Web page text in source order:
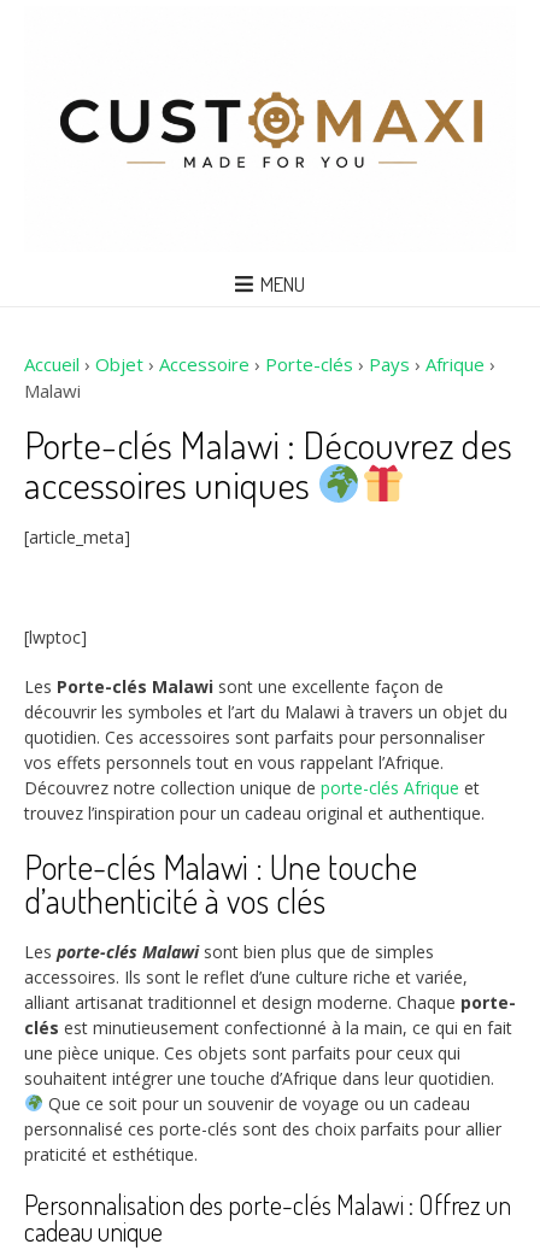
MENU
Accueil › Objet › Accessoire › Porte-clés › Pays › Afrique ›
Malawi
Porte-clés Malawi : Découvrez des
accessoires uniques
[article_meta]
[lwptoc]
Les Porte-clés Malawi sont une excellente façon de
découvrir les symboles et l’art du Malawi à travers un objet du
quotidien. Ces accessoires sont parfaits pour personnaliser
vos effets personnels tout en vous rappelant l’Afrique.
Découvrez notre collection unique de porte-clés Afrique et
trouvez l’inspiration pour un cadeau original et authentique.
Porte-clés Malawi : Une touche
d’authenticité à vos clés
Les porte-clés Malawisont bien plus que de simples
accessoires. Ils sont le reflet d’une culture riche et variée,
alliant artisanat traditionnel et design moderne. Chaque porte-
clés est minutieusement confectionné à la main, ce qui en fait
une pièce unique. Ces objets sont parfaits pour ceux qui
souhaitent intégrer une touche d’Afrique dans leur quotidien.
Que ce soit pour un souvenir de voyage ou un cadeau
personnalisé ces porte-clés sont des choix parfaits pour allier
praticité et esthétique.
Personnalisation des porte-clés Malawi : Offrez un
cadeau unique